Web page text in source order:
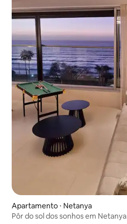
Apartamento ⋅ Netanya
Pôr do sol dos sonhos em Netanya